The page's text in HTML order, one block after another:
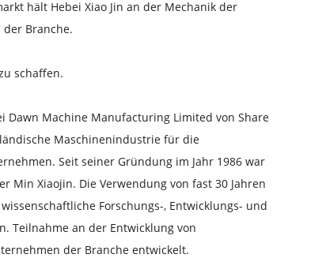
hält Hebei Xiao Jin an der Mechanik der
Branche.
schaffen.
Dawn Machine Manufacturing Limited von Share
Maschinenindustrie für die
Seit seiner Gründung im Jahr 1986 war
Min Xiaojin. Die Verwendung von fast 30 Jahren
Forschungs-, Entwicklungs- und
Teilnahme an der Entwicklung von
der Branche entwickelt.